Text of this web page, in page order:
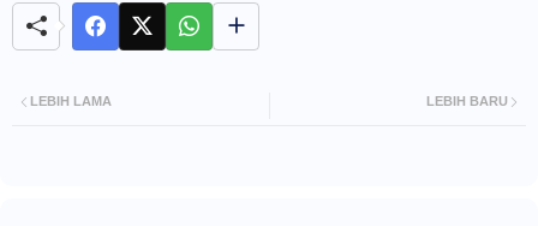
LEBIH BARU
LEBIH LAMA